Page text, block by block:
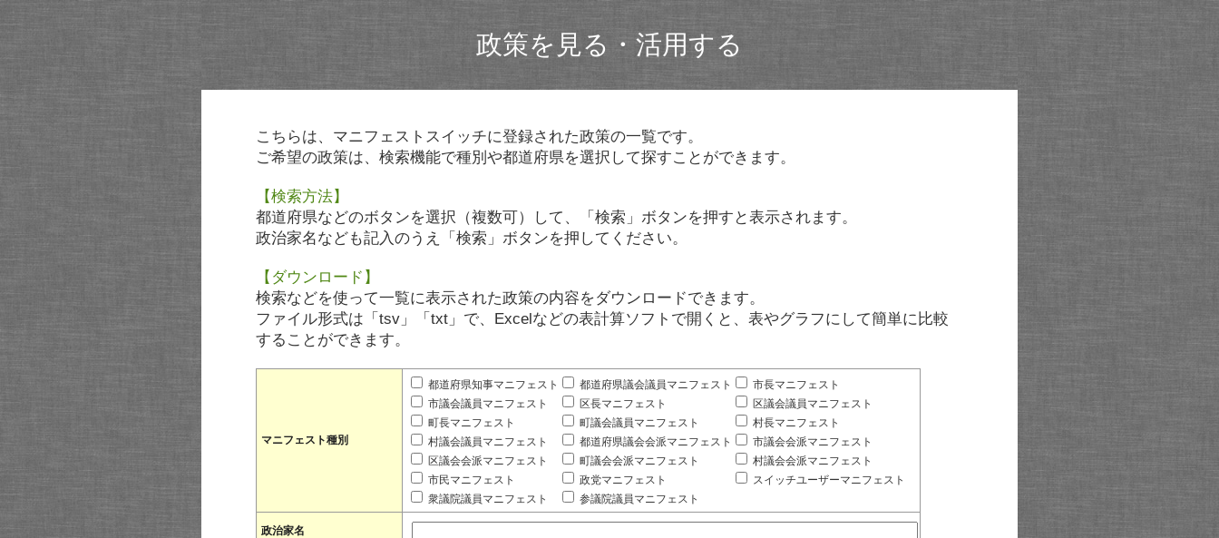
政策を見る・活用する
こちらは、マニフェストスイッチに登録された政策の一覧です。
ご希望の政策は、検索機能で種別や都道府県を選択して探すことができます。
【検索方法】
都道府県などのボタンを選択（複数可）して、「検索」ボタンを押すと表示されます。
政治家名なども記入のうえ「検索」ボタンを押してください。
【ダウンロード】
検索などを使って一覧に表示された政策の内容をダウンロードできます。
ファイル形式は「tsv」「txt」で、Excelなどの表計算ソフトで開くと、表やグラフにして簡単に比較
することができます。
マニフェスト種別
都道府県知事マニフェスト 都道府県議会議員マニフェスト
市長マニフェスト
市議会議員マニフェスト
区長マニフェスト
区議会議員マニフェスト
町長マニフェスト
町議会議員マニフェスト
村長マニフェスト
村議会議員マニフェスト
都道府県議会会派マニフェスト
市議会会派マニフェスト
区議会会派マニフェスト
町議会会派マニフェスト
村議会会派マニフェスト
市民マニフェスト
政党マニフェスト
スイッチユーザーマニフェスト
衆議院議員マニフェスト
参議院議員マニフェスト
政治家名